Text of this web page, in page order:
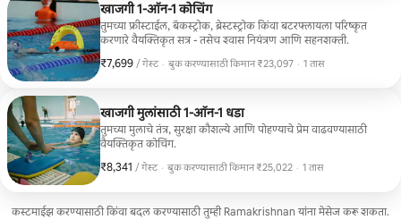
खाजगी 1-ऑन-1 कोचिंग
तुमच्या फ्रीस्टाईल, बॅकस्ट्रोक, ब्रेस्टस्ट्रोक किंवा बटरफ्लायला परिष्कृत
करणारे वैयक्तिकृत सत्र - तसेच श्वास नियंत्रण आणि सहनशक्ती.
₹7,699 / गेस्ट
₹7,699 प्रति गेस्ट · बुक करण्यासाठी किमान ₹23,097
, · 1 तास
खाजगी मुलांसाठी 1-ऑन-1 धडा
तुमच्या मुलाचे तंत्र, सुरक्षा कौशल्ये आणि पोहण्याचे प्रेम वाढवण्यासाठी
वैयक्तिकृत कोचिंग.
₹8,341 / गेस्ट
₹8,341 प्रति गेस्ट· बुक करण्यासाठी किमान ₹25,022
, · 1 तास
कस्टमाईझ करण्यासाठी किंवा बदल करण्यासाठी तुम्ही Ramakrishnan यांना मेसेज करू शकता.